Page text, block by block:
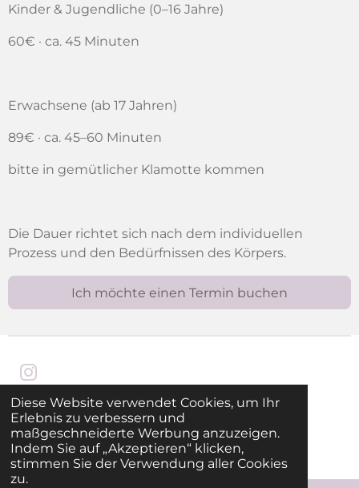
Diese Website verwendet Cookies, um Ihr
Erlebnis zu verbessern und
maßgeschneiderte Werbung anzuzeigen.
Indem Sie auf „Akzeptieren“ klicken,
stimmen Sie der Verwendung aller Cookies
zu.
Kinder & Jugendliche (0–16 Jahre)
60€ · ca. 45 Minuten
Erwachsene (ab 17 Jahren)
89€ · ca. 45–60 Minuten
bitte in gemütlicher Klamotte kommen
Die Dauer richtet sich nach dem individuellen
Prozess und den Bedürfnissen des Körpers.
Ich möchte einen Termin buchen
I
n
s
t
a
g
IMPRESSUM
© 2024 - 2026 heilende-geburt.de
Mit Unterstützung vonWebador